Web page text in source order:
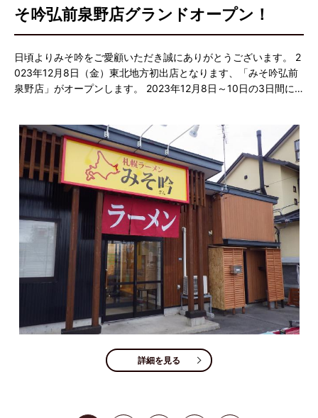
そ吟弘前泉野店グランドオープン！
日頃よりみそ吟をご愛顧いただき誠にありがとうございます。 2
023年12月8日（金）東北地方初出店となります、「みそ吟弘前
泉野店」がオープンします。 2023年12月8日～10日の3日間に…
詳細を見る